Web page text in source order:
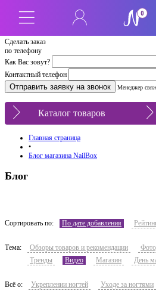
Сделать заказ
по телефону
Как Вас зовут?
Контактный телефон
Менеджер
0
Каталог товаров
Главная страница
•
Блог магазина NailBox
Блог
Сортировать по: По дате добавления
Тема: Обзоры товаров и рекомендации
Тренды
Видео Магазин День
Всё о: Укреплении ногтей Уходе за ногтями